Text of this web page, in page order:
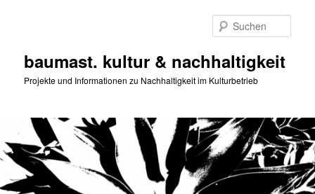
baumast. kultur & nachhaltigkeit
Projekte und Informationen zu Nachhaltigkeit im Kulturbetrieb